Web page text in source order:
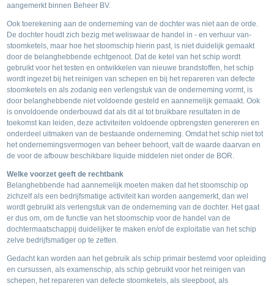
aangemerkt binnen Beheer BV.
Ook toerekening aan de onderneming van de dochter was niet aan de orde.
De dochter houdt zich bezig met weliswaar de handel in - en verhuur van-
stoomketels, maar hoe het stoomschip hierin past, is niet duidelijk gemaakt
door de belanghebbende echtgenoot. Dat de ketel van het schip wordt
gebruikt voor het testen en ontwikkelen van nieuwe brandstoffen, het schip
wordt ingezet bij het reinigen van schepen en bij het repareren van defecte
stoomketels en als zodanig een verlengstuk van de onderneming vormt, is
door belanghebbende niet voldoende gesteld en aannemelijk gemaakt. Ook
is onvoldoende onderbouwd dat als dit al tot bruikbare resultaten in de
toekomst kan leiden, deze activiteiten voldoende opbrengsten genereren en
onderdeel uitmaken van de bestaande onderneming. Omdat het schip niet tot
het ondernemingsvermogen van beheer behoort, valt de waarde daarvan en
de voor de afbouw beschikbare liquide middelen niet onder de BOR.
Welke voorzet geeft de rechtbank
Belanghebbende had aannemelijk moeten maken dat het stoomschip op
zichzelf als een bedrijfsmatige activiteit kan worden aangemerkt, dan wel
wordt gebruikt als verlengstuk van de onderneming van de dochter. Het gaat
er dus om, om de functie van het stoomschip voor de handel van de
dochtermaatschappij duidelijker te maken en/of de exploitatie van het schip
zelve bedrijfsmatiger op te zetten.
Gedacht kan worden aan het gebruik als schip primair bestemd voor opleiding
en cursussen, als examenschip, als schip gebruikt voor het reinigen van
schepen, het repareren van defecte stoomketels, als sleepboot, als